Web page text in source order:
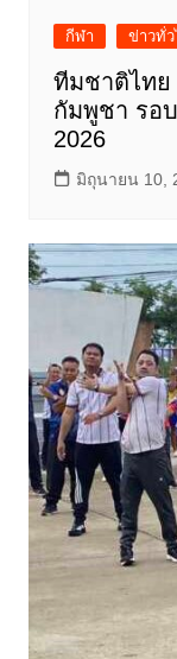
กีฬา ข่าวทั่ว
ทีมชาติไทย
กัมพูชา รอ
2026
มิถุนายน 10,